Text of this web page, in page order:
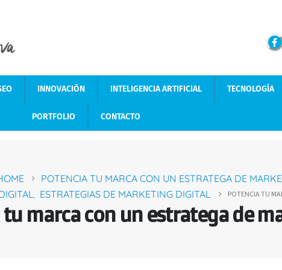
INNOVACIÓN INTELIGENCIA ARTIFICIAL TECNOLOGÍA
PORTFOLIO CONTACTO
POTENCIA TU MARCA CON UN ESTRATEGA DE
, ESTRATEGIAS DE MARKETING DIGITAL POTENCIA TU
tu marca con un estratega de